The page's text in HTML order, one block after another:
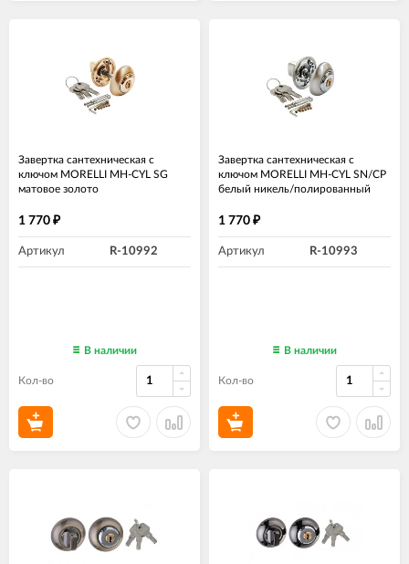
Завертка сантехническая с
ключом MORELLI MH-CYL SG
матовое золото
1 770 ₽
Артикул R-10992
В наличии
Кол-во
Завертка сантехническая с
ключом MORELLI MH-CYL SN/CP
белый никель/полированный
1 770 ₽
Артикул R-10993
В наличии
Кол-во